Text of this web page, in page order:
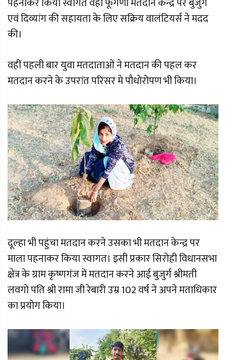
एवं दिव्यांग की सहायता के लिए सक्रिय वालंटियर्स ने मदद
की।
वहीं पहली बार युवा मतदाताओं ने मतदान की पहल कर
मतदान करने के उपरांत परिसर मे पौधोरोपण भी किया।
दूल्हा भी पहुंचा मतदान करने उसका भी मतदान केन्द्र पर
माला पहनाकर किया स्वागत। इसी प्रकार सिरोही विधानसभा
क्षेत्र के ग्राम कृष्णगंज में मतदान करने आई बुजुर्ग श्रीमती
लवगो पति श्री रामा जी रेबारी उम्र 102 वर्ष ने अपने मताधिकार
का प्रयोग किया।